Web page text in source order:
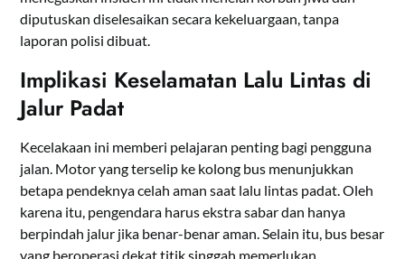
diputuskan diselesaikan secara kekeluargaan, tanpa
laporan polisi dibuat.
Implikasi Keselamatan Lalu Lintas di
Jalur Padat
Kecelakaan ini memberi pelajaran penting bagi pengguna
jalan. Motor yang terselip ke kolong bus menunjukkan
betapa pendeknya celah aman saat lalu lintas padat. Oleh
karena itu, pengendara harus ekstra sabar dan hanya
berpindah jalur jika benar-benar aman. Selain itu, bus besar
yang beroperasi dekat titik singgah memerlukan